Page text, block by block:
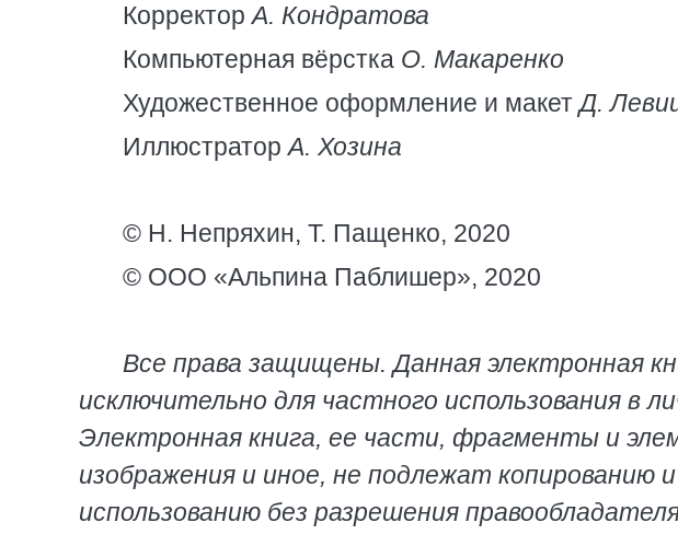
КорректорА. Кондратова
Компьютерная вёрстка О. Макаренко
Художественное оформление и макетД.
ИллюстраторА. Хозина
© Н. Непряхин, Т. Пащенко, 2020
© ООО «Альпина Паблишер», 2020
Все права защищены. Данная электронная
исключительно для частного использования в
Электронная книга, ее части, фрагменты и
изображения и иное, не подлежат копированию
использованию без разрешения